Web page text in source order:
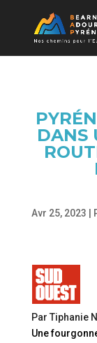
DANS
Avr 25, 2023
Par Tiphanie
Une